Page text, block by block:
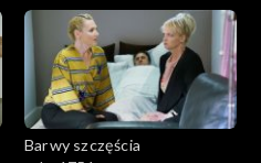
Barwy szczęścia